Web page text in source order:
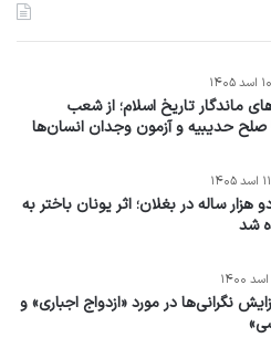
ماندگار تاریخ اسلام؛ از شعب
صلح حدیبیه و آزمون وجدان انسان‌ها
ساله در بغلان؛ اثر یونان باختر به
شد
نگرانی‌ها در مورد «ازدواج اجباری» و